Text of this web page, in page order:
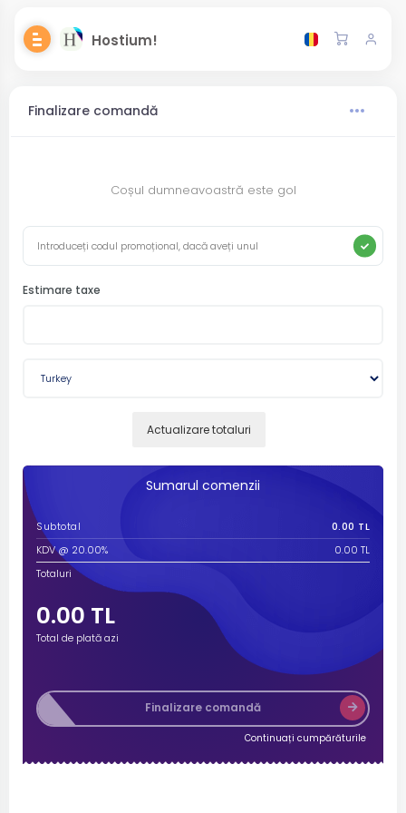
Hostium!
Finalizare comandă
Coșul dumneavoastră este gol
Estimare taxe
Actualizare totaluri
Sumarul comenzii
Subtotal
0.00 TL
KDV @ 20.00%
0.00 TL
Totaluri
0.00 TL
Total de plată azi
Finalizare comandă
Continuați cumpărăturile